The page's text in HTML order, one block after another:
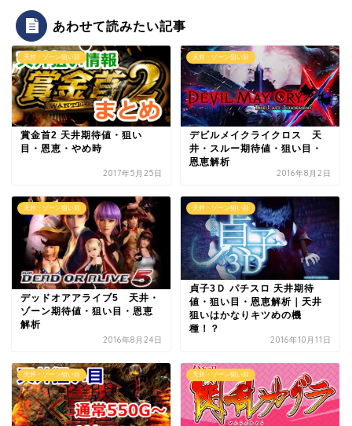
あわせて読みたい記事
天井・ゾーン狙い目
賞金首2 天井期待値・狙い
目・恩恵・やめ時
2017年5月25日
天井・ゾーン狙い目
デビルメイクライクロス 天
井・スルー期待値・狙い目・
恩恵解析
2016年8月2日
天井・ゾーン狙い目
デッドオアアライブ5 天井・
ゾーン期待値・狙い目・恩恵
解析
2016年8月24日
天井・ゾーン狙い目
貞子3Ｄ パチスロ 天井期待
値・狙い目・恩恵解析｜天井
狙いはかなりキツめの機
種！？
2016年10月11日
天井・ゾーン狙い目 天井・ゾーン狙い目